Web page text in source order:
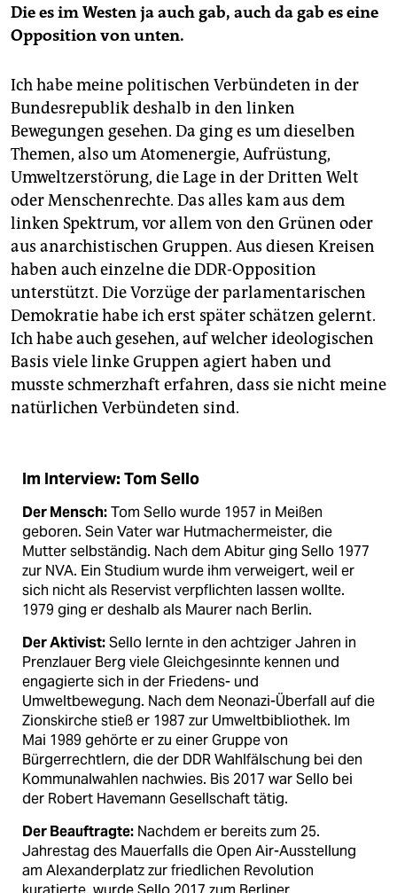
Die es im Westen ja auch gab, auch da gab es eine
Opposition von unten.
Ich habe meine politischen Verbündeten in der
Bundesrepublik deshalb in den linken
Bewegungen gesehen. Da ging es um dieselben
Themen, also um Atomenergie, Aufrüstung,
Umweltzerstörung, die Lage in der Dritten Welt
oder Menschenrechte. Das alles kam aus dem
linken Spektrum, vor allem von den Grünen oder
aus anarchistischen Gruppen. Aus diesen Kreisen
haben auch einzelne die DDR-Opposition
unterstützt. Die Vorzüge der parlamentarischen
Demokratie habe ich erst später schätzen gelernt.
Ich habe auch gesehen, auf welcher ideologischen
Basis viele linke Gruppen agiert haben und
musste schmerzhaft erfahren, dass sie nicht meine
natürlichen Verbündeten sind.
Im Interview: Tom Sello
Der Mensch:Tom Sello wurde 1957 in Meißen
geboren. Sein Vater war Hutmachermeister, die
Mutter selbständig. Nach dem Abitur ging Sello 1977
zur NVA. Ein Studium wurde ihm verweigert, weil er
sich nicht als Reservist verpflichten lassen wollte.
1979 ging er deshalb als Maurer nach Berlin.
Der Aktivist:Sello lernte in den achtziger Jahren in
Prenzlauer Berg viele Gleichgesinnte kennen und
engagierte sich in der Friedens- und
Umweltbewegung. Nach dem Neonazi-Überfall auf die
Zionskirche stieß er 1987 zur Umweltbibliothek. Im
Mai 1989 gehörte er zu einer Gruppe von
Bürgerrechtlern, die der DDR Wahlfälschung bei den
Kommunalwahlen nachwies. Bis 2017 war Sello bei
der Robert Havemann Gesellschaft tätig.
Der Beauftragte: Nachdem er bereits zum 25.
Jahrestag des Mauerfalls die Open Air-Ausstellung
am Alexanderplatz zur friedlichen Revolution